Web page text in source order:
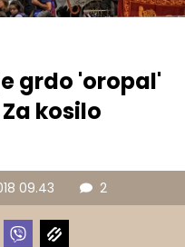
grdo 'oropal'
kosilo
09.43 2